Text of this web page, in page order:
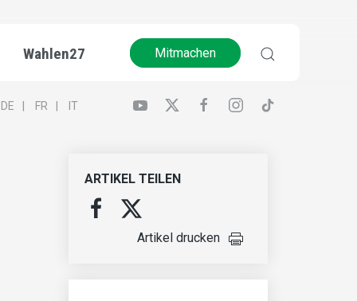
Wahlen27 Mitmachen
DE FR IT
ARTIKEL TEILEN
Artikel drucken